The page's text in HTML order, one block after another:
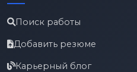
Поиск работы
Добавить резюме
Карьерный блог